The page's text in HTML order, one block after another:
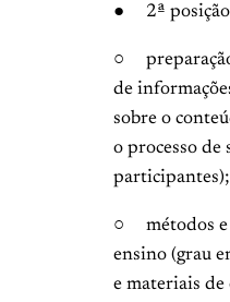
● 2ª posição
○
de
sobre o
o processo de
participantes);
○ métodos e
ensino (grau
e materiais